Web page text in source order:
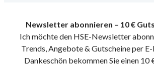
Newsletter abonnieren – 10 €
Ich möchte den HSE-Newsletter
Trends, Angebote & Gutscheine per
Dankeschön bekommen Sie einen 10